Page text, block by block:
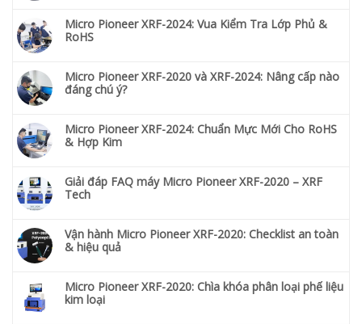
Micro Pioneer XRF-2024: Vua Kiểm Tra Lớp Phủ &
RoHS
Micro Pioneer XRF-2020 và XRF-2024: Nâng cấp nào
đáng chú ý?
Micro Pioneer XRF-2024: Chuẩn Mực Mới Cho RoHS
& Hợp Kim
Giải đáp FAQ máy Micro Pioneer XRF-2020 – XRF
Tech
Vận hành Micro Pioneer XRF-2020: Checklist an toàn
& hiệu quả
Micro Pioneer XRF-2020: Chìa khóa phân loại phế liệu
kim loại